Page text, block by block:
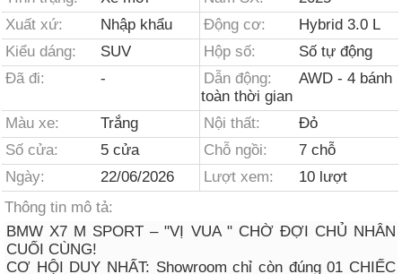
Xuất xứ:
Nhập khẩu Động cơ:
Hybrid 3.0 L
Kiểu dáng:
SUV Hộp số:
Số tự động
Đã đi:
- Dẫn động:
AWD - 4 bánh
toàn thời gian
Màu xe:
Trắng Nội thất:
Đỏ
Số cửa:
5 cửa Chỗ ngồi:
7 chỗ
Ngày:
22/06/2026 Lượt xem:
10 lượt
Thông tin mô tả:
BMW X7 M SPORT – "VỊ VUA " CHỜ ĐỢI CHỦ NHÂN
CUỐI CÙNG!
CƠ HỘI DUY NHẤT: Showroom chỉ còn đúng 01 CHIẾC